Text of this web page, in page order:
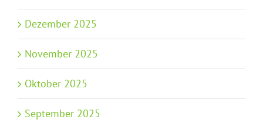
Dezember 2025
November 2025
Oktober 2025
September 2025